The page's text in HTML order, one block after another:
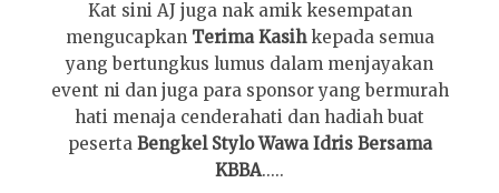
Kat sini AJ juga nak amik kesempatan
mengucapkan Terima Kasihkepada semua
yang bertungkus lumus dalam menjayakan
event ni dan juga para sponsor yang bermurah
hati menaja cenderahati dan hadiah buat
peserta Bengkel Stylo Wawa Idris Bersama
KBBA.....